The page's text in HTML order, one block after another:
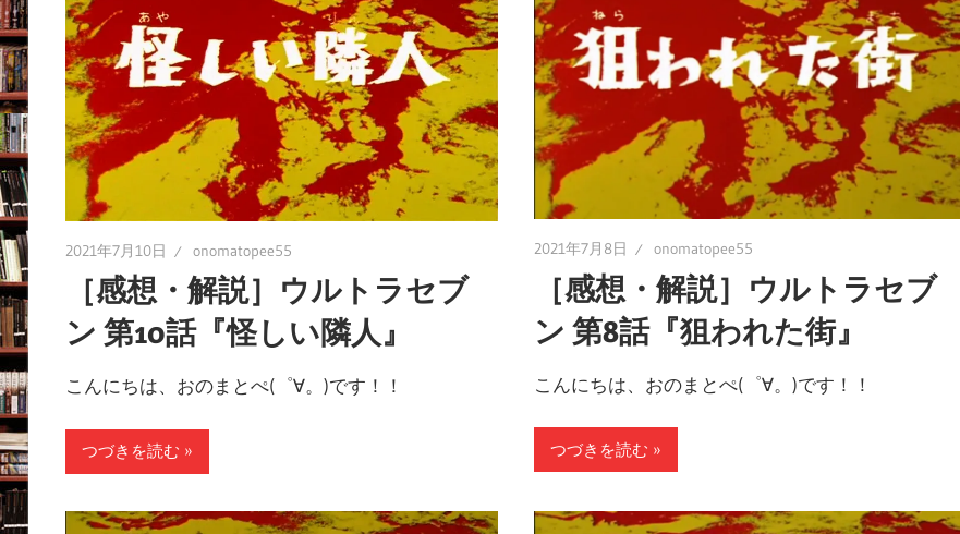
2021年7月10日 onomatopee55
［感想・解説］ウルトラセブ
ン 第10話『怪しい隣人』
こんにちは、おのまとぺ(゜∀。)です！！
つづきを読む
2021年7月8日 onomatopee55
［感想・解説］ウルトラセブ
ン 第8話『狙われた街』
こんにちは、おのまとぺ(゜∀。)です！！
つづきを読む